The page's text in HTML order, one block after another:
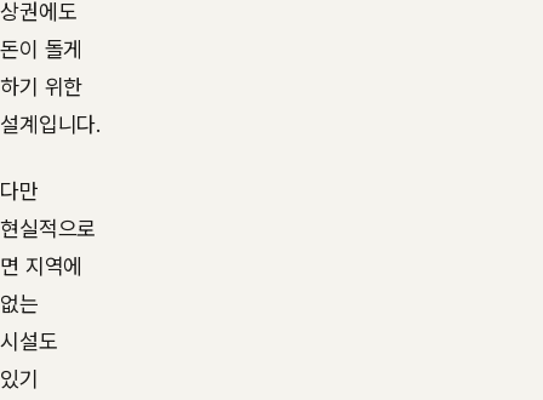
상권에도
돈이 돌게
하기 위한
설계입니다.
다만
현실적으로
면 지역에
없는
시설도
있기